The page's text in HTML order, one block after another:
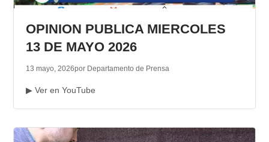
OPINION PUBLICA MIERCOLES
13 DE MAYO 2026
13 mayo, 2026por Departamento de Prensa
▶ Ver en YouTube